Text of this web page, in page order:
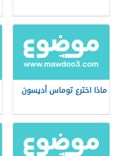
ماذا اخترع توماس أديسون